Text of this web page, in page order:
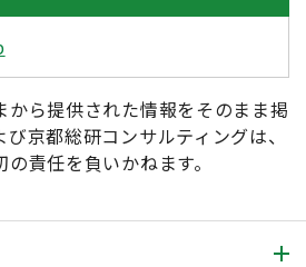
から提供された情報をそのまま掲
京都総研コンサルティングは、
責任を負いかねます。